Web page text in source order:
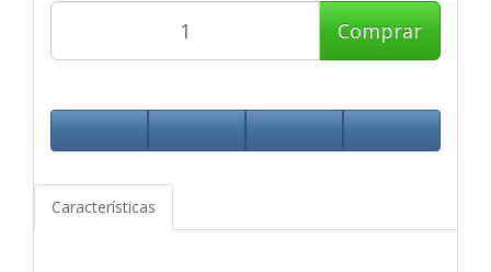
Comprar
Características